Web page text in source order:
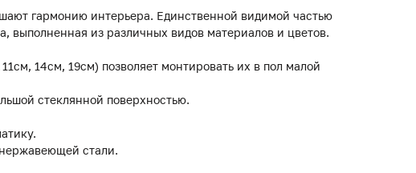
гармонию интерьера. Единственной видимой частью
выполненная из различных видов материалов и цветов.
14см, 19см) позволяет монтировать их в пол малой
стеклянной поверхностью.
стали.